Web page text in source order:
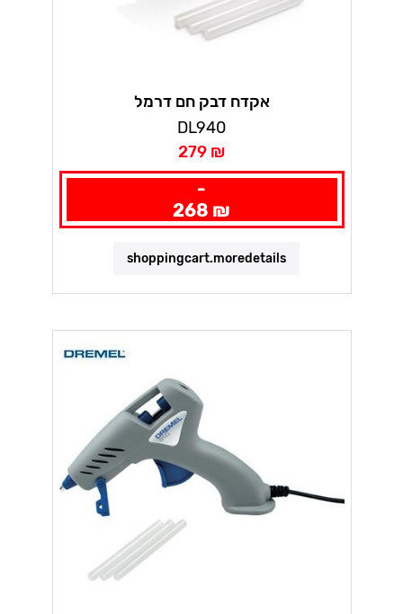
אקדח דבק חם דרמל
DL940
279 ₪
-
268 ₪
shoppingcart.moredetails